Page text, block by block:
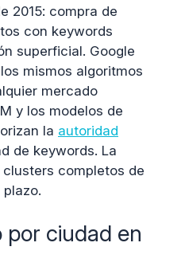
2015: compra de
con keywords
superficial. Google
mismos algoritmos
mercado
y los modelos de
la autoridad
de keywords. La
completos de
por ciudad en